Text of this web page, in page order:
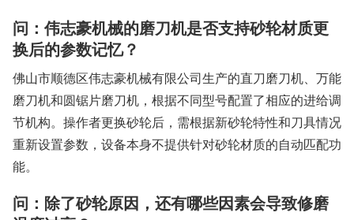
问：伟志豪机械的磨刀机是否支持砂轮材质更
换后的参数记忆？
佛山市顺德区伟志豪机械有限公司生产的直刀磨刀机、万能
磨刀机和圆锯片磨刀机，根据不同型号配置了相应的进给调
节机构。操作者更换砂轮后，需根据新砂轮特性和刀具情况
重新设置参数，设备本身不提供针对砂轮材质的自动匹配功
能。
问：除了砂轮原因，还有哪些因素会导致修磨